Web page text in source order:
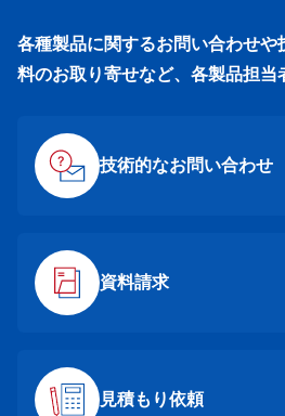
各種製品に関するお問い合わせや
料のお取り寄せなど、各製品担当
技術的なお問い合わせ
資料請求
見積もり依頼